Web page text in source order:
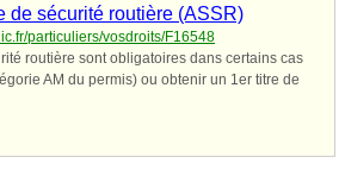
de sécurité routière (ASSR)
particuliers/vosdroits/F16548
routière sont obligatoires dans certains cas
AM du permis) ou obtenir un 1er titre de